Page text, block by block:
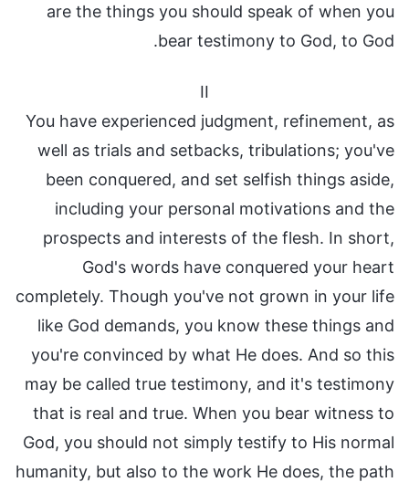
are the things you should speak of when you
bear testimony to God, to God.
II
You have experienced judgment, refinement, as
well as trials and setbacks, tribulations; you've
been conquered, and set selfish things aside,
including your personal motivations and the
prospects and interests of the flesh. In short,
God's words have conquered your heart
completely. Though you've not grown in your life
like God demands, you know these things and
you're convinced by what He does. And so this
may be called true testimony, and it's testimony
that is real and true. When you bear witness to
God, you should not simply testify to His normal
humanity, but also to the work He does, the path